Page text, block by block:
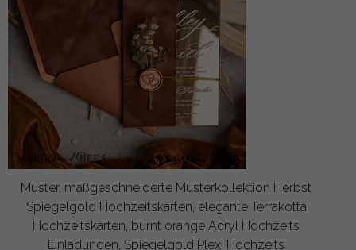
Muster, maßgeschneiderte Musterkollektion Herbst
Spiegelgold Hochzeitskarten, elegante Terrakotta
Hochzeitskarten, burnt orange Acryl Hochzeits
Einladungen, Spiegelgold Plexi Hochzeits